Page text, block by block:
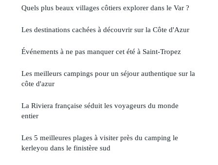
Quels plus beaux villages côtiers explorer dans le Var ?
Les destinations cachées à découvrir sur la Côte d'Azur
Événements à ne pas manquer cet été à Saint-Tropez
Les meilleurs campings pour un séjour authentique sur la
côte d'azur
La Riviera française séduit les voyageurs du monde
entier
Les 5 meilleures plages à visiter près du camping le
kerleyou dans le finistère sud